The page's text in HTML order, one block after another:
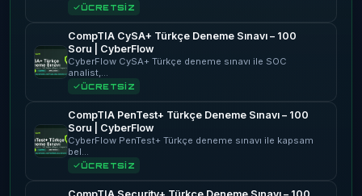
ÜCRETSİZ
CompTIA CySA+ Türkçe Deneme Sınavı – 100
Soru | CyberFlow
CyberFlow CySA+ Türkçe deneme sınavı ile SOC
analist,…
ÜCRETSİZ
CompTIA PenTest+ Türkçe Deneme Sınavı – 100
Soru | CyberFlow
CyberFlow PenTest+ Türkçe deneme sınavı ile kapsam
bel…
ÜCRETSİZ